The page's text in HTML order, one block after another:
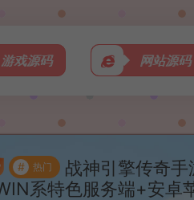
游戏源码 网站源
# 热门
战神引擎传奇
系特色服务端+安卓